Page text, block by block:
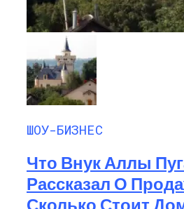
ШОУ-БИЗНЕС
Что Внук Аллы
Рассказал О
Сколько Стоит